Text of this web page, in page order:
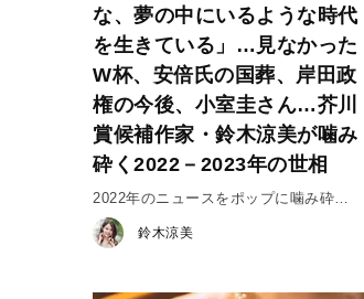
な、夢の中にいるような時代
を生きている」…見なかった
W杯、安倍氏の国葬、岸田政
権の今後、小室圭さん…芥川
賞候補作家・鈴木涼美が噛み
砕く2022－2023年の世相
2022年のニュースをポップに噛み砕
け！ ＃２鈴木涼美